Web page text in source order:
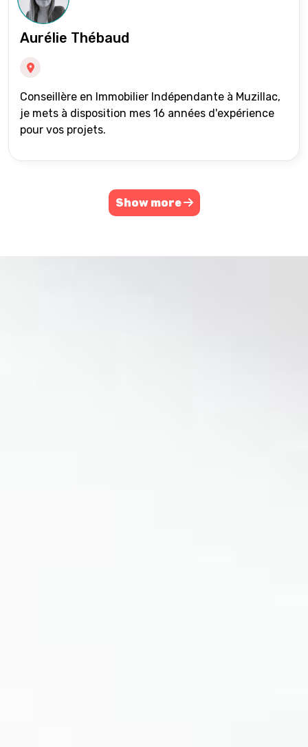
Aurélie Thébaud
Conseillère en Immobilier Indépendante à Muzillac,
je mets à disposition mes 16 années d'expérience
pour vos projets.
Show more